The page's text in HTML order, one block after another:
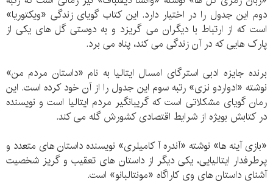
دوم این جدول را در اختیار دارد. این کتاب گویای زندگی «ویکتوریا»
است که از ارتباط با دیگران می گریزد و به دوستی گل های یکی از
پارک هایی که در آن زندگی می کند، پناه می برد.
برنده جایزه ادبی استرگای امسال ایتالیا به نام «داستان مردم من»
نوشته «ادواردو نزی» رتبه سوم این جدول را از آن خود کرده است. این
رمان گویای مشکلاتی است که گریبانگیر مردم ایتالیا است و نویسنده
در کتابش بویژه از شرایط اقتصادی کشورش گله می کند.
«بازی آینه ها» نوشته «آندره آ کامیلری» نویسنده داستان های متعدد و
پرطرفدار ایتالیایی، یکی دیگر از داستان های تعقیب و گریز شخصیت
آشنای داستان های وی کاراگاه «مونتالبانو» است.